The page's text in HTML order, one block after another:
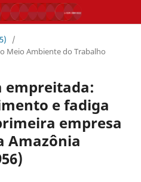
/
Meio Ambiente do Trabalho
empreitada:
e fadiga
empresa
Amazônia